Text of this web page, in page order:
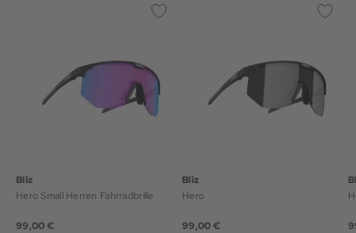
Bliz
Hero Small Herren Fahrradbrille
99,00 €
Bliz
Hero
99,00 €